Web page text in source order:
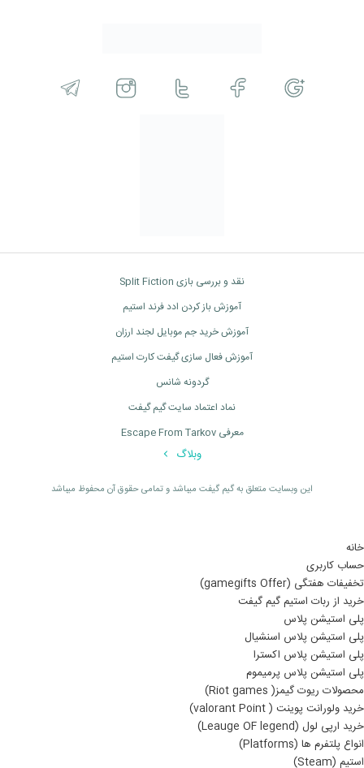
نقد و بررسی بازی Split Fiction
آموزش باز کردن ادد فرند استیم
آموزش خرید جم موبایل لجند ارزان
آموزش فعال سازی گیفت کارت استیم
گردونه شانس
نماد اعتماد سایت گیم گیفت
معرفی Escape From Tarkov
وبلاگ
اين وبسايت متعلق به گیم گیفت ميباشد و تمامی حقوق آن محفوظ ميباشد
خانه
حساب کاربری
تخفیفات هفتگی (gamegifts Offer)
خرید از ربات استیم گیم گیفت
پلی استیشن پلاس
پلی استیشن پلاس اسنشیال
پلی استیشن پلاس اکسترا
پلی استیشن پلاس پرمیموم
محصولات ریوت گیمز( Riot games)
خرید ولورانت پوینت ( valorant Point)
خرید ارپی لول (Leauge OF legend)
انواع پلتفرم ها (Platforms)
استیم (Steam)